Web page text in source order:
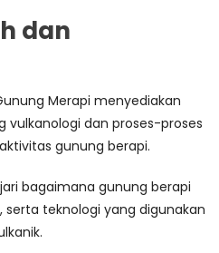
dan
Merapi menyediakan
dan proses-proses
gunung berapi.
bagaimana gunung berapi
teknologi yang digunakan